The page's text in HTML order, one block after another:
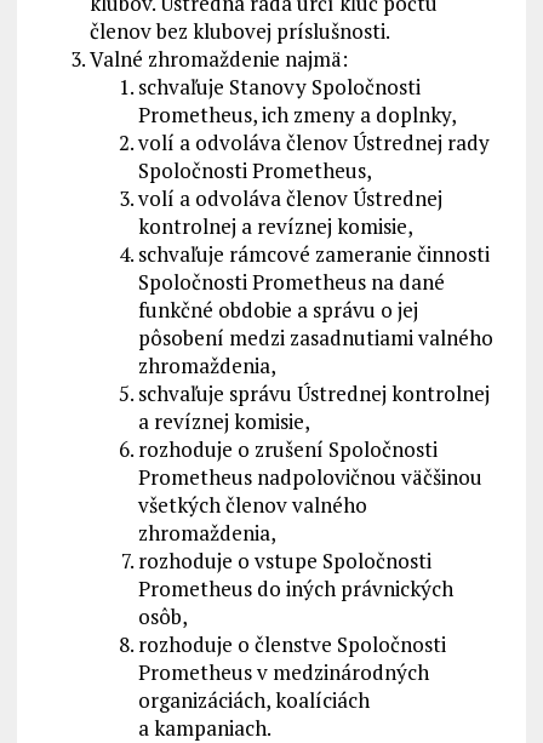
členov bez klubovej príslušnosti.
Valné zhromaždenie najmä:
schvaľuje Stanovy Spoločnosti
Prometheus, ich zmeny a doplnky,
volí a odvoláva členov Ústrednej rady
Spoločnosti Prometheus,
volí a odvoláva členov Ústrednej
kontrolnej a revíznej komisie,
schvaľuje rámcové zameranie činnosti
Spoločnosti Prometheus na dané
funkčné obdobie a správu o jej
pôsobení medzi zasadnutiami valného
zhromaždenia,
schvaľuje správu Ústrednej kontrolnej
a revíznej komisie,
rozhoduje o zrušení Spoločnosti
Prometheus nadpolovičnou väčšinou
všetkých členov valného
zhromaždenia,
rozhoduje o vstupe Spoločnosti
Prometheus do iných právnických
osôb,
rozhoduje o členstve Spoločnosti
Prometheus v medzinárodných
organizáciách, koalíciách
a kampaniach.